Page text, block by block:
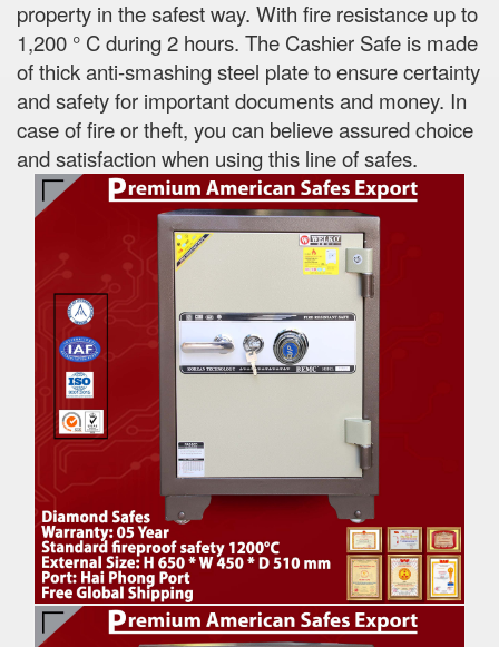
property in the safest way. With fire resistance up to
1,200 ° C during 2 hours. The Cashier Safe is made
of thick anti-smashing steel plate to ensure certainty
and safety for important documents and money. In
case of fire or theft, you can believe assured choice
and satisfaction when using this line of safes.